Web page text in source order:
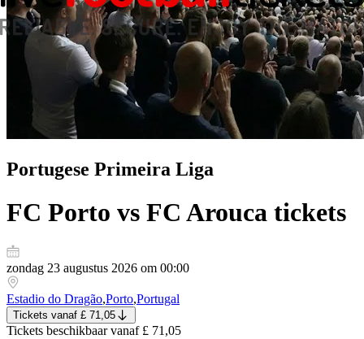
Portugese Primeira Liga
FC Porto vs FC Arouca tickets
zondag 23 augustus 2026 om 00:00
Estadio do Dragão,Porto,Portugal
Tickets vanaf £ 71,05
Tickets beschikbaar vanaf £ 71,05